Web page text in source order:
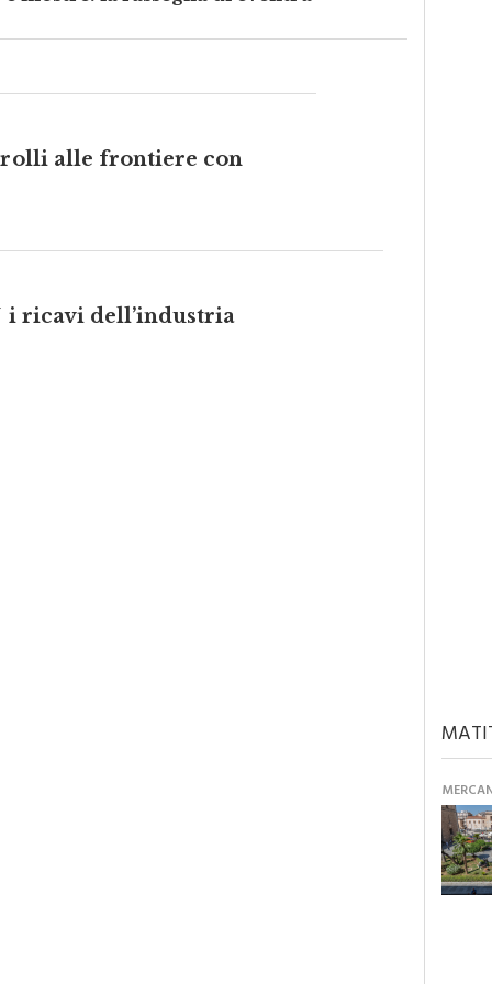
alle frontiere con
i ricavi dell’industria